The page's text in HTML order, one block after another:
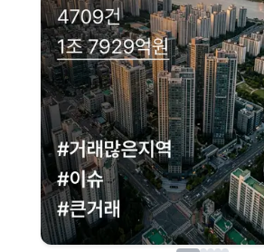
네이버 지도 연결 안
현재 네이버 지도 연결이 원활하지 않아 지도
이용에 불편을 드려 죄송합
다시 시도